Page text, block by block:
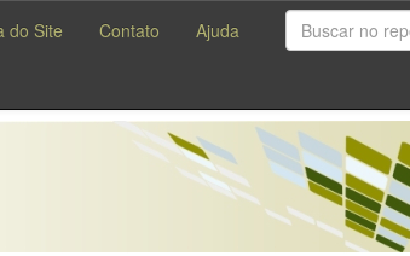
do Site Contato Ajuda